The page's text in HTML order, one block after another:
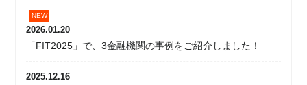
2026.01.20
「FIT2025」で、3金融機関の事例をご紹介しました！
2025.12.16